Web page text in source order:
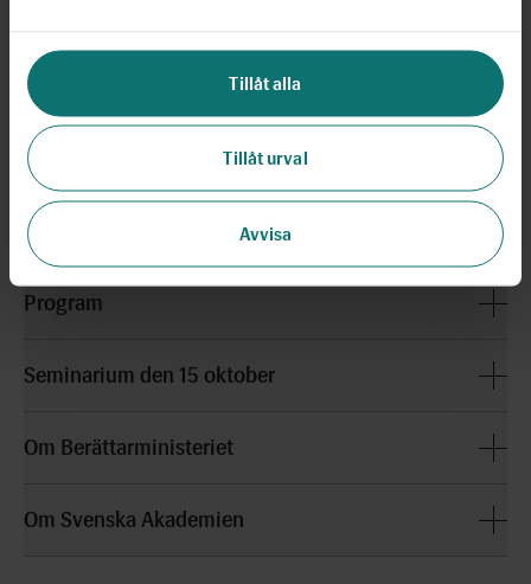
Tillåt alla
Tillåt urval
Avvisa
Seminarierna kommer att spelas in och publiceras påBM
play.
Seminarium den 10 juni
Medverkande
Program
Seminarium den 15 oktober
Om Berättarministeriet
Om Svenska Akademien